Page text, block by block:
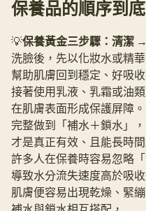
保養品的順序到
💡保養黃金三步驟：清潔
洗臉後，先以化妝水或精
幫助肌膚回到穩定、好吸收
接著使用乳液、乳霜或油
在肌膚表面形成保護屏障。
完整做到「補水＋鎖水」，
才是真正有效、且能長時
許多人在保養時容易忽略
導致水分流失速度高於吸收
肌膚便容易出現乾燥、緊